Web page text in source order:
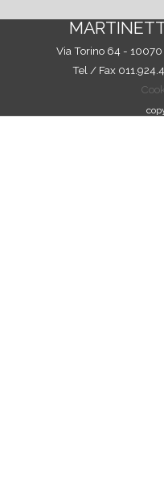
Via Torino 64 - 10070
Tel / Fax
Torna ai contenuti